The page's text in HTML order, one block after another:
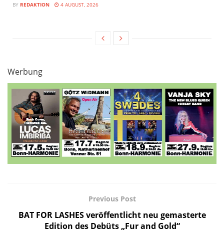
BY REDAKTION 4 AUGUST, 2026
Werbung
Previous Post
BAT FOR LASHES veröffentlicht neu gemasterte
Edition des Debüts „Fur and Gold“